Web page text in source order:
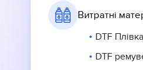
Витратні
DTF Плівка
DTF